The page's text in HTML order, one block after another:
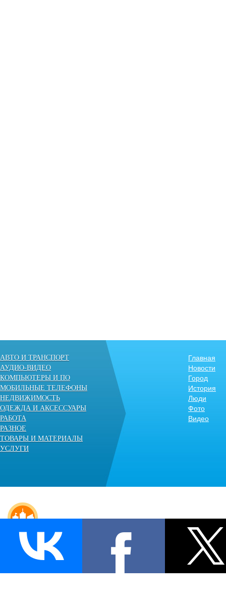
АВТО И ТРАНСПОРТ
АУДИО-ВИДЕО
КОМПЬЮТЕРЫ И ПО
МОБИЛЬНЫЕ ТЕЛЕФОНЫ
НЕДВИЖИМОСТЬ
ОДЕЖДА И АКСЕССУАРЫ
РАБОТА
РАЗНОЕ
ТОВАРЫ И МАТЕРИАЛЫ
УСЛУГИ
Главная
Новости
Город
История
Люди
Фото
Видео
© «Несвиж» - независимый городской портал. 2009-2014.
Все права защищены.